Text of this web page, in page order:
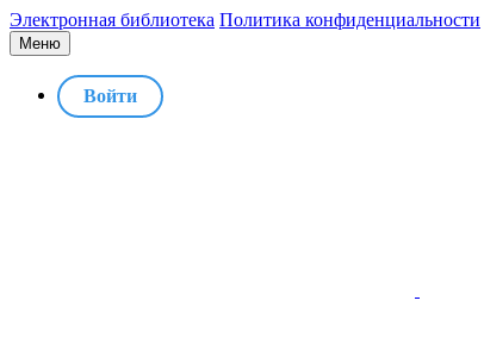
Электронная библиотека Политика конфиденциальности
Меню
Войти